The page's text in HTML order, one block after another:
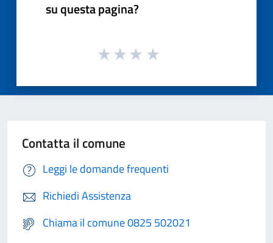
su questa pagina?
Contatta il comune
Leggi le domande frequenti
Richiedi Assistenza
Chiama il comune 0825 502021